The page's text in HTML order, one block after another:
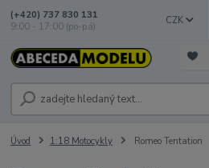
CZK
(+420) 737 830 131
9:00 - 17:00 (po-pá)
Úvod 1:18 Motocykly Romeo Tentation